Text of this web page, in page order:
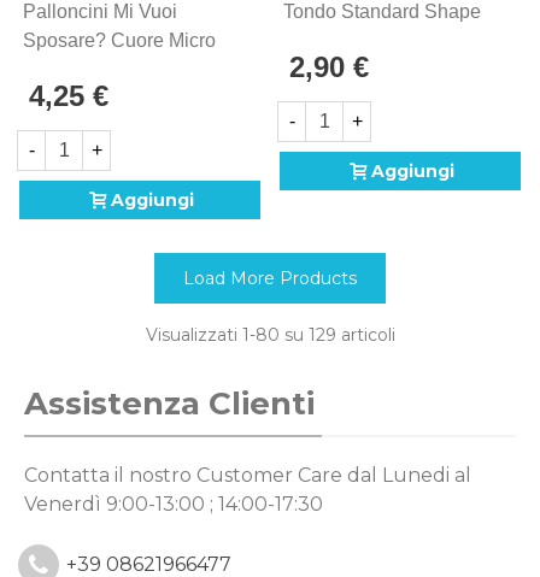
Palloncini Mi Vuoi
Sposare? Cuore Micro
Mylar, 5pz.
4,25 €
- +
Aggiungi
Tondo Standard Shape
2,90 €
- +
Aggiungi
Load More Products
Visualizzati 1-80 su 129 articoli
Assistenza Clienti
Contatta il nostro Customer Care dal Lunedi al
Venerdì 9:00-13:00 ; 14:00-17:30
+39 08621966477